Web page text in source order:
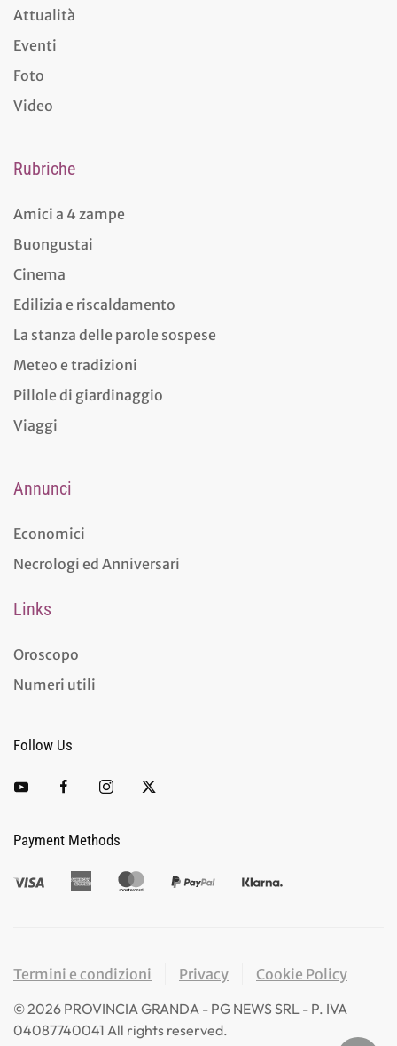
Attualità
Eventi
Foto
Video
Rubriche
Amici a 4 zampe
Buongustai
Cinema
Edilizia e riscaldamento
La stanza delle parole sospese
Meteo e tradizioni
Pillole di giardinaggio
Viaggi
Annunci
Economici
Necrologi ed Anniversari
Links
Oroscopo
Numeri utili
Follow Us
Payment Methods
Termini e condizioni Privacy
Cookie Policy
©2026 PROVINCIA GRANDA - PG NEWS SRL - P. IVA
04087740041 All rights reserved.